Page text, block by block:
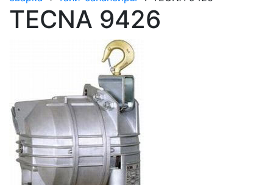
TECNA 9426